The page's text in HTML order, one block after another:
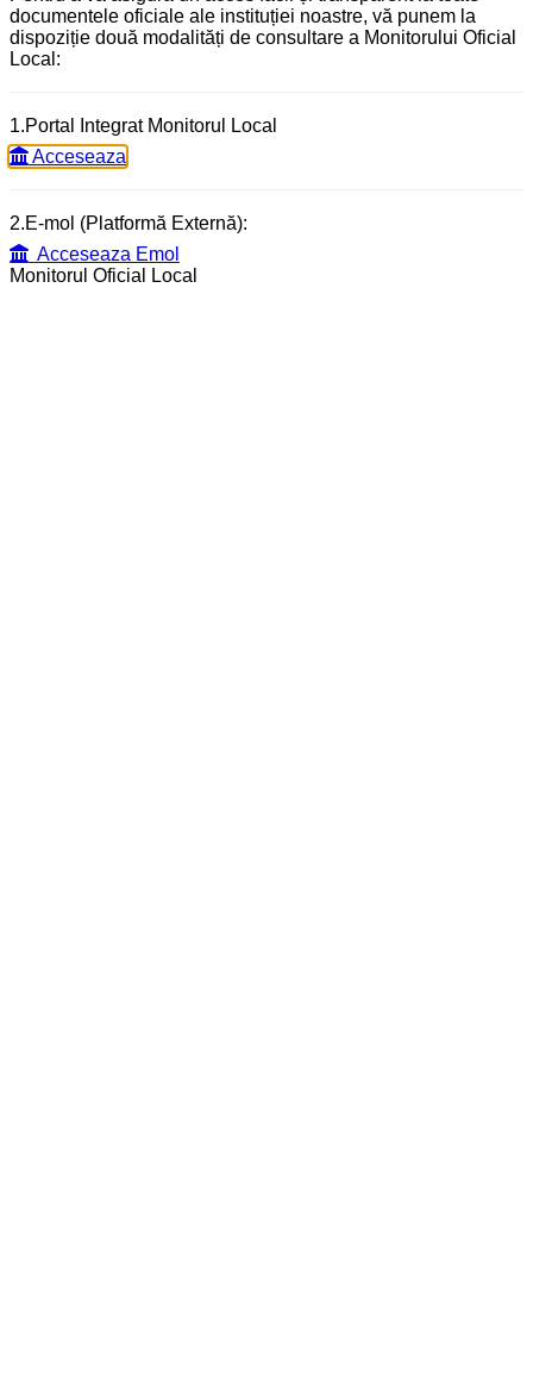
documentele oficiale ale instituției noastre, vă punem la
dispoziție două modalități de consultare a Monitorului Oficial
Local:
1.Portal Integrat Monitorul Local
Acceseaza
2.E-mol (Platformă Externă):
Acceseaza Emol
Monitorul Oficial Local